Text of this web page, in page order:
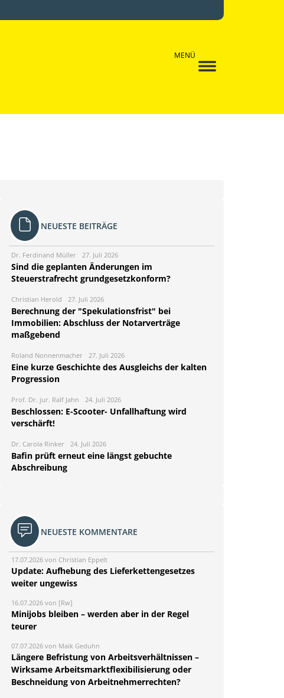
MENÜ
NEUESTE BEITRÄGE
Dr. Ferdinand Müller 27. Juli 2026
Sind die geplanten Änderungen im
Steuerstrafrecht grundgesetzkonform?
Christian Herold 27. Juli 2026
Berechnung der "Spekulationsfrist" bei
Immobilien: Abschluss der Notarverträge
maßgebend
Roland Nonnenmacher 27. Juli 2026
Eine kurze Geschichte des Ausgleichs der kalten
Progression
Prof. Dr. jur. Ralf Jahn 24. Juli 2026
Beschlossen: E-Scooter- Unfallhaftung wird
verschärft!
Dr. Carola Rinker 24. Juli 2026
Bafin prüft erneut eine längst gebuchte
Abschreibung
NEUESTE KOMMENTARE
17.07.2026 von Christian Eppelt
Update: Aufhebung des Lieferkettengesetzes
weiter ungewiss
16.07.2026 von [Rw]
Minijobs bleiben – werden aber in der Regel
teurer
07.07.2026 von Maik Geduhn
Längere Befristung von Arbeitsverhältnissen –
Wirksame Arbeitsmarktflexibilisierung oder
Beschneidung von Arbeitnehmerrechten?